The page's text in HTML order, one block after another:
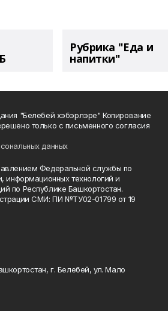
Рубрика "Еда и
напитки"
"Белебей хэбэрлэре" Копирование
только с письменного согласия
данных
Федеральной службы по
информационных технологий и
по Республике Башкортостан.
СМИ: ПИ №ТУ02-01799 от 19
г. Белебей, ул. Мало